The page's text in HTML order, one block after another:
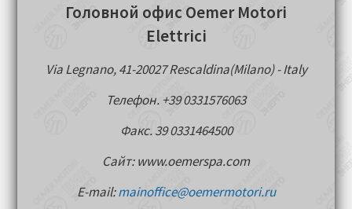
Головной офис Oemer Motori
Elettrici
Via Legnano, 41-20027 Rescaldina(Milano) - Italy
Телефон. +39 0331576063
Факс. 39 0331464500
Сайт: www.oemerspa.com
E-mail:mainoffice@oemermotori.ru